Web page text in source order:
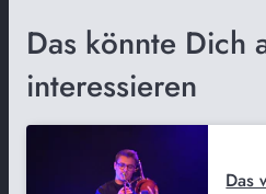
Das könnte Dich
interessieren
Das